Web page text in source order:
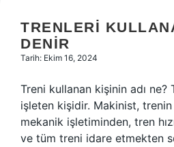
TRENLERI
DENIR
Tarih: Ekim 16, 2024
Treni kullanan kişinin adı ne?
işleten kişidir. Makinist,
mekanik işletiminden, tren
ve tüm treni idare etmekten